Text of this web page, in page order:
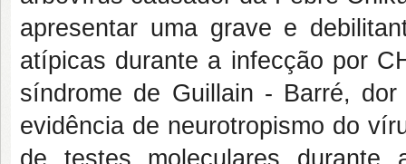
apresentar uma grave e
atípicas durante a infecção por
síndrome de Guillain - Barré,
evidência de neurotropismo do
de testes moleculares